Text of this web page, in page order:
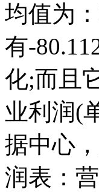
均值为
有-
化;而且
业利润(
据中心
润表：